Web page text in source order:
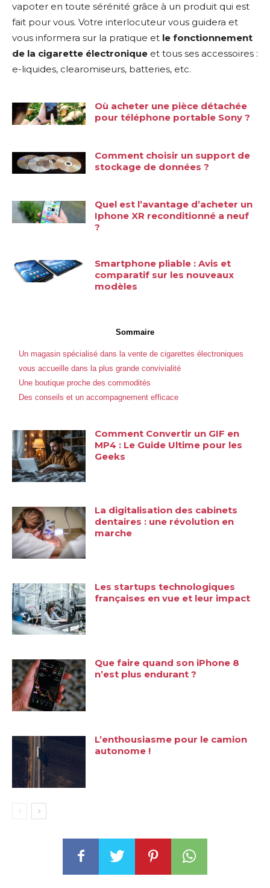
vapoter en toute sérénité grâce à un produit qui est
fait pour vous. Votre interlocuteur vous guidera et
vous informera sur la pratique et le fonctionnement
de la cigarette électronique et tous ses accessoires :
e-liquides, clearomiseurs, batteries, etc.
Où acheter une pièce détachée
pour téléphone portable Sony ?
Comment choisir un support de
stockage de données ?
Quel est l’avantage d’acheter un
Iphone XR reconditionné a neuf
?
Smartphone pliable : Avis et
comparatif sur les nouveaux
modèles
Sommaire
Un magasin spécialisé dans la vente de cigarettes électroniques
vous accueille dans la plus grande convivialité
Une boutique proche des commodités
Des conseils et un accompagnement efficace
Comment Convertir un GIF en
MP4 : Le Guide Ultime pour les
Geeks
La digitalisation des cabinets
dentaires : une révolution en
marche
Les startups technologiques
françaises en vue et leur impact
Que faire quand son iPhone 8
n’est plus endurant ?
L’enthousiasme pour le camion
autonome !